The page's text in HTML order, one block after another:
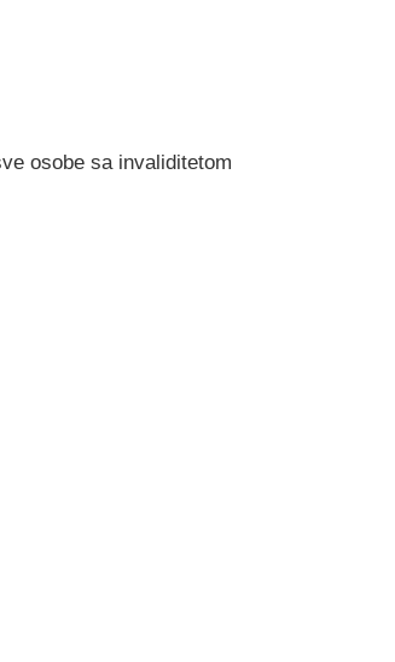
osobe sa invaliditetom